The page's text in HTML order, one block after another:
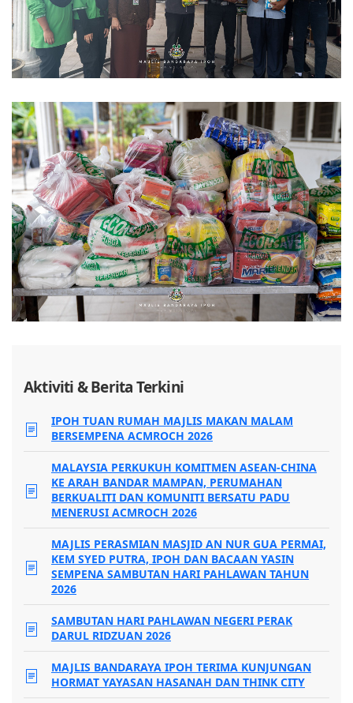
Aktiviti & Berita Terkini
IPOH TUAN RUMAH MAJLIS MAKAN MALAM
BERSEMPENA ACMROCH 2026
MALAYSIA PERKUKUH KOMITMEN ASEAN-CHINA
KE ARAH BANDAR MAMPAN, PERUMAHAN
BERKUALITI DAN KOMUNITI BERSATU PADU
MENERUSI ACMROCH 2026
MAJLIS PERASMIAN MASJID AN NUR GUA PERMAI,
KEM SYED PUTRA, IPOH DAN BACAAN YASIN
SEMPENA SAMBUTAN HARI PAHLAWAN TAHUN
2026
SAMBUTAN HARI PAHLAWAN NEGERI PERAK
DARUL RIDZUAN 2026
MAJLIS BANDARAYA IPOH TERIMA KUNJUNGAN
HORMAT YAYASAN HASANAH DAN THINK CITY